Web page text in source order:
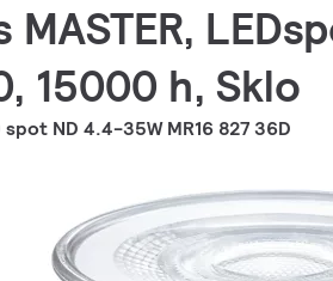
MASTER,
15000 h, Sklo
ND 4.4-35W MR16 827 36D